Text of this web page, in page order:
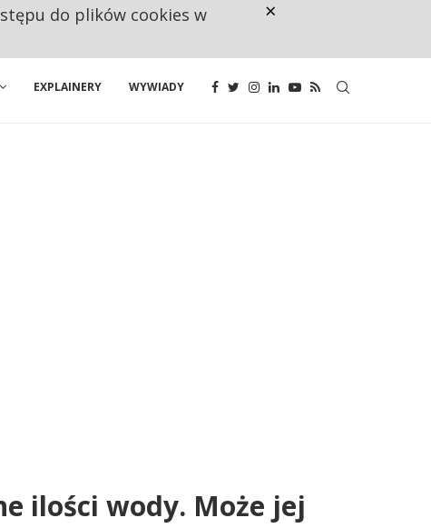
EXPLAINERY WYWIADY
ilości wody. Może jej
do plików cookies w
×